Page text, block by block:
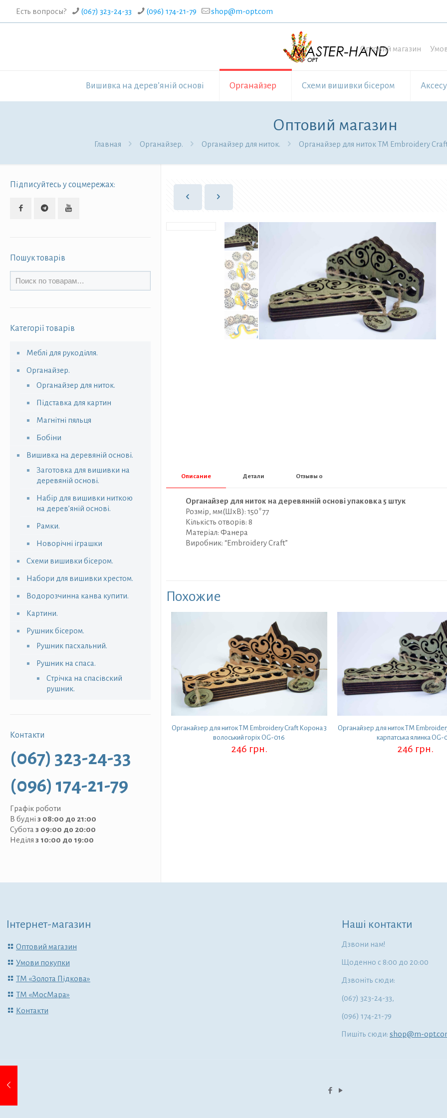
Есть вопросы? (067) 323-24-33 (096) 174-21-79 shop@m-opt.com
Вишивка на дерев’яній основі Органайзер Схеми вишивки бісером
Оптовий магазин
Оптовий магазин
Главная Органайзер. Органайзер для ниток. Органайзер для ниток ТМ Embroidery
Описание Детали Отзывы 0
Органайзер для ниток на деревянній основі упаковка 5 штук
Розмір, мм(ШхВ): 150*77
Кількість отворів: 8
Матеріал: Фанера
Виробник: “Embroidery Craft”
Похожие
Органайзер для ниток ТМ Embroidery Craft Корона 3
волоський горіх OG-016
246 грн.
Органайзер для ниток ТМ
карпатська ялинка OG-
246 грн.
Підписуйтесь у соцмережах:
Пошук товарів
Категорії товарів
Меблі для рукоділля.
Органайзер.
Органайзер для ниток.
Підставка для картин
Магнітні пяльця
Бобіни
Вишивка на деревяній основі.
Заготовка для вишивки на
деревяній основі.
Набір для вишивки ниткою
на дерев’яній основі.
Рамки.
Новорічні іграшки
Схеми вишивки бісером.
Набори для вишивки хрестом.
Водорозчинна канва купити.
Картини.
Рушник бісером.
Рушник пасхальний.
Рушник на спаса.
Стрічка на спасівский
рушник.
Контакти
(067) 323-24-33
(096) 174-21-79
Графік роботи
В будні з 08:00 до 21:00
Субота з 09:00 до 20:00
Неділя з 10:00 до 19:00
Інтернет-магазин
Оптовий магазин
Умови покупки
ТМ «Золота Підкова»
ТМ «МосМара»
Контакти
Наші контакти
Дзвони нам!
Щоденно с 8:00 до 20:00
Дзвоніть сюди:
(067) 323-24-33,
(096) 174-21-79
Пишіть сюди: shop@m-